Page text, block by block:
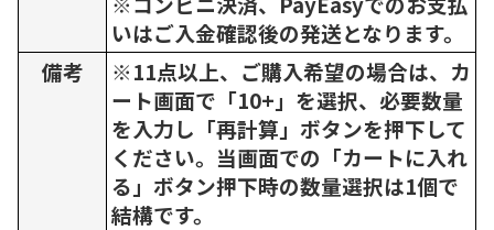
いはご入金確認後の発送となります。
備考
※11点以上、ご購入希望の場合は、カ
ート画面で「10+」を選択、必要数量
を入力し「再計算」ボタンを押下して
ください。当画面での「カートに入れ
る」ボタン押下時の数量選択は1個で
結構です。